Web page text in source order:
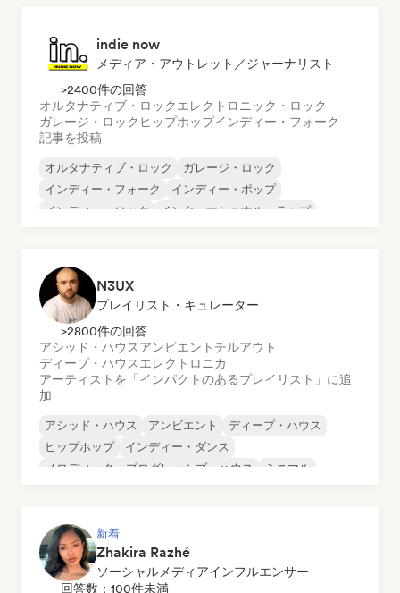
indie now
メディア・アウトレット／ジャーナリスト
>2400件の回答
オルタナティブ・ロックエレクトロニック・ロック
ガレージ・ロック ヒップホップインディー・フォーク
記事を投稿
オルタナティブ・ロック
ガレージ・ロック
インディー・フォーク
インディー・ポップ
インディー・ロック
インターナショナル・ラップ
N3UX
プレイリスト・キュレーター
>2800件の回答
アシッド・ハウスアンビエント チルアウト
ディープ・ハウスエレクトロニカ
アーティストを「インパクトのあるプレイリスト」に追
加
アシッド・ハウス アンビエント
ディープ・ハウス
ヒップホップ
インディー・ダンス
メロディック・プログレッシブ・ハウス
ミニマル
新着
Zhakira Razhé
ソーシャルメディアインフルエンサー
回答数：100件未満